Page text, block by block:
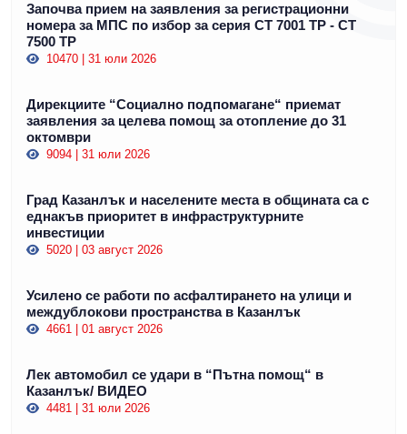
Започва прием на заявления за регистрационни
номера за МПС по избор за серия СТ 7001 ТР - СТ
7500 ТР
10470 | 31 юли 2026
Дирекциите “Социално подпомагане“ приемат
заявления за целева помощ за отопление до 31
октомври
9094 | 31 юли 2026
Град Казанлък и населените места в общината са с
еднакъв приоритет в инфраструктурните
инвестиции
5020 | 03 август 2026
Усилено се работи по асфалтирането на улици и
междублокови пространства в Казанлък
4661 | 01 август 2026
Лек автомобил се удари в “Пътна помощ“ в
Казанлък/ ВИДЕО
4481 | 31 юли 2026